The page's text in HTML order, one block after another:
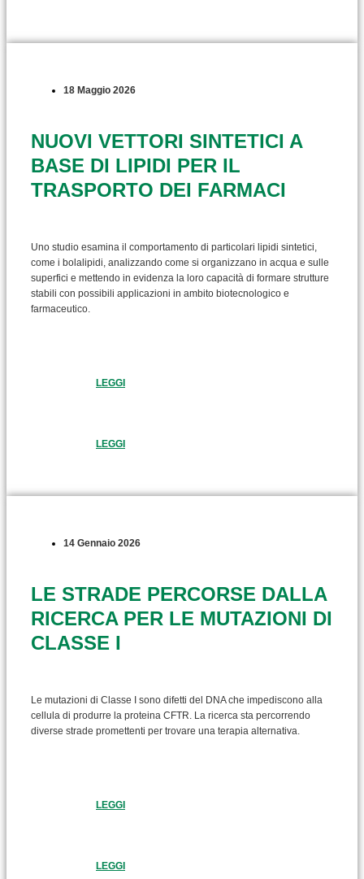
18 Maggio 2026
NUOVI VETTORI SINTETICI A
BASE DI LIPIDI PER IL
TRASPORTO DEI FARMACI
Uno studio esamina il comportamento di particolari lipidi sintetici,
come i bolalipidi, analizzando come si organizzano in acqua e sulle
superfici e mettendo in evidenza la loro capacità di formare strutture
stabili con possibili applicazioni in ambito biotecnologico e
farmaceutico.
LEGGI
LEGGI
14 Gennaio 2026
LE STRADE PERCORSE DALLA
RICERCA PER LE MUTAZIONI DI
CLASSE I
Le mutazioni di Classe I sono difetti del DNA che impediscono alla
cellula di produrre la proteina CFTR. La ricerca sta percorrendo
diverse strade promettenti per trovare una terapia alternativa.
LEGGI
LEGGI